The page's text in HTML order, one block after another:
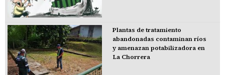
Plantas de tratamiento
abandonadas contaminan ríos
y amenazan potabilizadora en
La Chorrera